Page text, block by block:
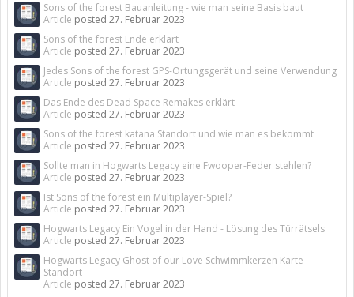
Sons of the forest Bauanleitung - wie man seine Basis baut
Article posted 27. Februar 2023
Sons of the forest Ende erklärt
Article posted 27. Februar 2023
Jedes Sons of the forest GPS-Ortungsgerät und seine Verwendung
Article posted 27. Februar 2023
Das Ende des Dead Space Remakes erklärt
Article posted 27. Februar 2023
Sons of the forest katana Standort und wie man es bekommt
Article posted 27. Februar 2023
Sollte man in Hogwarts Legacy eine Fwooper-Feder stehlen?
Article posted 27. Februar 2023
Ist Sons of the forest ein Multiplayer-Spiel?
Article posted 27. Februar 2023
Hogwarts Legacy Ein Vogel in der Hand - Lösung des Türrätsels
Article posted 27. Februar 2023
Hogwarts Legacy Ghost of our Love Schwimmkerzen Karte
Standort
Article posted 27. Februar 2023